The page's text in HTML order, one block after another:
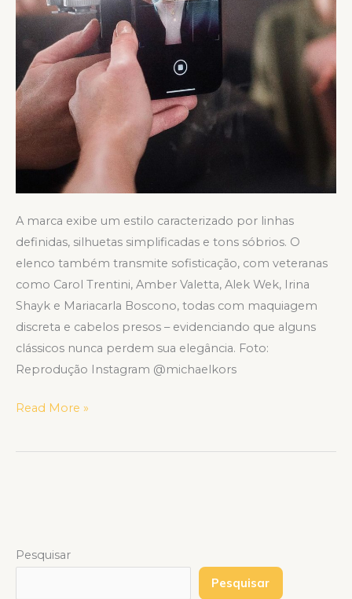
A marca exibe um estilo caracterizado por linhas
definidas, silhuetas simplificadas e tons sóbrios. O
elenco também transmite sofisticação, com veteranas
como Carol Trentini, Amber Valetta, Alek Wek, Irina
Shayk e Mariacarla Boscono, todas com maquiagem
discreta e cabelos presos – evidenciando que alguns
clássicos nunca perdem sua elegância. Foto:
Reprodução Instagram @michaelkors
Read More »
Pesquisar
Pesquisar